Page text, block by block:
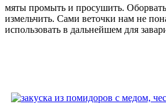
мяты промыть и просушить.
измельчить. Сами веточки нам не
использовать в дальнейшем для